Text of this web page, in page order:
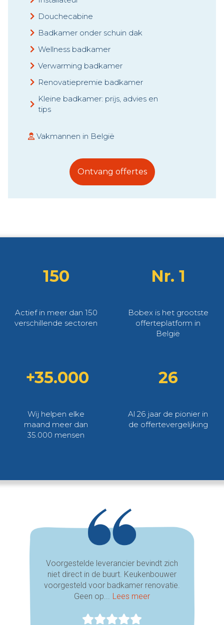
Douchecabine
Badkamer onder schuin dak
Wellness badkamer
Verwarming badkamer
Renovatiepremie badkamer
Kleine badkamer: prijs, advies en
tips
Vakmannen in België
Ontvang offertes
150
Actief in meer dan 150
verschillende sectoren
Nr. 1
Bobex is het grootste
offerteplatform in
België
+35.000
Wij helpen elke
maand meer dan
35.000 mensen
26
Al 26 jaar de pionier in
de offertevergelijking
Voorgestelde leverancier bevindt zich
niet direct in de buurt. Keukenbouwer
voorgesteld voor badkamer renovatie.
Geen op...
Lees meer